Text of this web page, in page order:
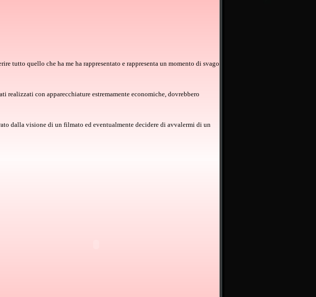
tutto quello che ha me ha rappresentato e rappresenta un momento di svago
realizzati con apparecchiature estremamente economiche, dovrebbero
dalla visione di un filmato ed eventualmente decidere di avvalermi di un